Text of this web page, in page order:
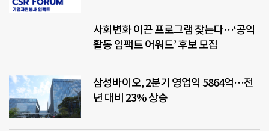
사회변화 이끈 프로그램 찾는다…‘공익
활동 임팩트 어워드’ 후보 모집
삼성바이오, 2분기 영업익 5864억…전
년 대비 23% 상승